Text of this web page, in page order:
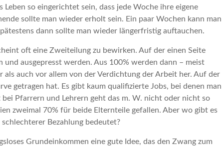
so eingerichtet sein, dass jede Woche ihre eigene
sollte man wieder erholt sein. Ein paar Wochen kann man
dann sollte man wieder längerfristig auftauchen.
oft eine Zweiteilung zu bewirken. Auf der einen Seite
und ausgepresst werden. Aus 100% werden dann – meist
auch vor allem von der Verdichtung der Arbeit her. Auf der
getragen hat. Es gibt kaum qualifizierte Jobs, bei denen man
Pfarrern und Lehrern geht das m. W. nicht oder nicht so
zweimal 70% für beide Elternteile gefallen. Aber wo gibt es
Bezahlung bedeutet?
Grundeinkommen eine gute Idee, das den Zwang zum